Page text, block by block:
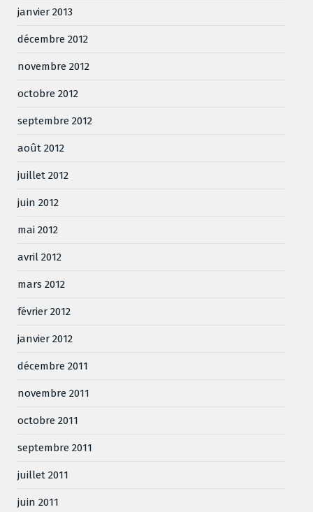
janvier 2013
décembre 2012
novembre 2012
octobre 2012
septembre 2012
août 2012
juillet 2012
juin 2012
mai 2012
avril 2012
mars 2012
février 2012
janvier 2012
décembre 2011
novembre 2011
octobre 2011
septembre 2011
juillet 2011
juin 2011